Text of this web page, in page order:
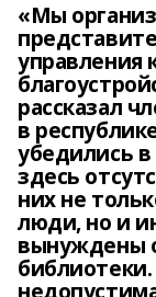
«Мы
управления
рассказал
в
убедились
здесь
них не
люди, но и
вынуждены
библиотеки.